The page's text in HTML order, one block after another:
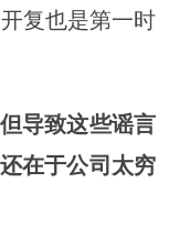
复也是第一时
导致这些谣言
在于公司太穷